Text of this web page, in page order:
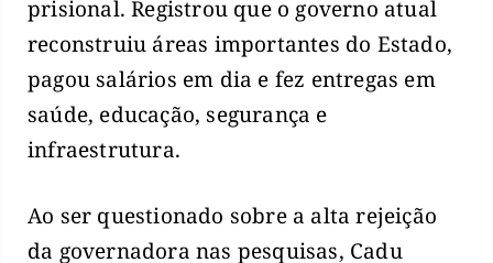
prisional. Registrou que o governo atual
reconstruiu áreas importantes do Estado,
pagou salários em dia e fez entregas em
saúde, educação, segurança e
infraestrutura.
Ao ser questionado sobre a alta rejeição
da governadora nas pesquisas, Cadu